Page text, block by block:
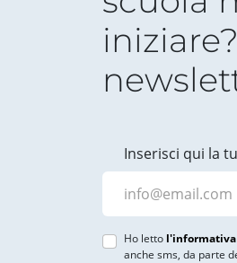
Inserisci qui la
Ho letto
anche sms, da parte